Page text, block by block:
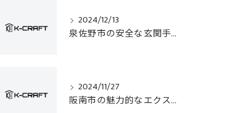
2024/12/13
泉佐野市の安全な玄関手すり設置技術
2024/11/27
阪南市の魅力的なエクステリアデザイン